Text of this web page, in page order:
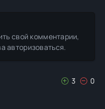
свой комментарии,
авторизоваться.
3 0